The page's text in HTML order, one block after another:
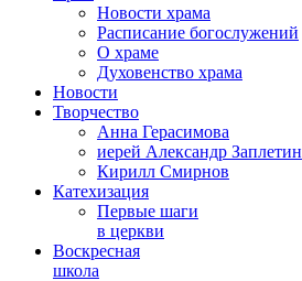
Новости храма
Расписание богослужений
О храме
Духовенство храма
Новости
Творчество
Анна Герасимова
иерей Александр Заплетин
Кирилл Смирнов
Катехизация
Первые шаги
в церкви
Воскресная
школа